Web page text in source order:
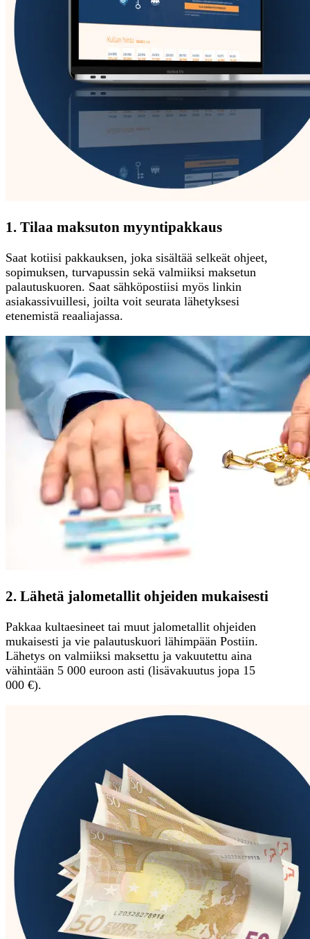
1. Tilaa maksuton myyntipakkaus
Saat kotiisi pakkauksen, joka sisältää selkeät ohjeet,
sopimuksen, turvapussin sekä valmiiksi maksetun
palautuskuoren. Saat sähköpostiisi myös linkin
asiakassivuillesi, joilta voit seurata lähetyksesi
etenemistä reaaliajassa.
2. Lähetä jalometallit ohjeiden mukaisesti
Pakkaa kultaesineet tai muut jalometallit ohjeiden
mukaisesti ja vie palautuskuori lähimpään Postiin.
Lähetys on valmiiksi maksettu ja vakuutettu aina
vähintään 5 000 euroon asti (lisävakuutus jopa 15
000 €).